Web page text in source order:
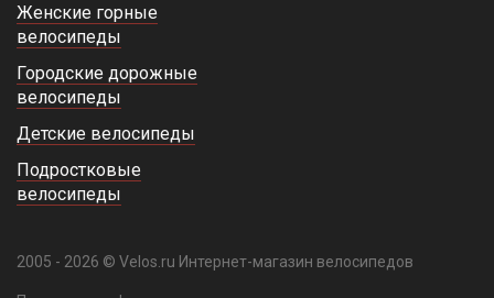
Женские горные
велосипеды
Городские дорожные
велосипеды
Детские велосипеды
Подростковые
велосипеды
2005 - 2026 © Velos.ru Интернет-магазин велосипедов